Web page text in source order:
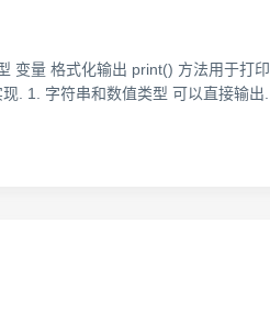
变量 格式化输出 print() 方法用于打
. 1. 字符串和数值类型 可以直接输出